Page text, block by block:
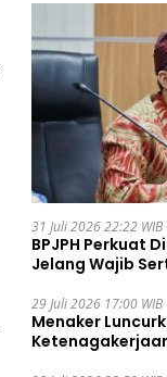
31 Juli 2026 22:22 WIB
BPJPH Perkuat
Jelang Wajib
29 Juli 2026 17:00 WIB
Menaker